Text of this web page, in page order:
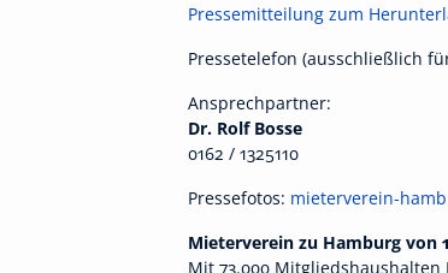
Pressemitteilung zum
Pressetelefon (ausschließlich
Ansprechpartner:
Dr. Rolf Bosse
0162 / 1325110
Pressefotos: mieterverein-
Mieterverein zu Hamburg von
Mit 73.000